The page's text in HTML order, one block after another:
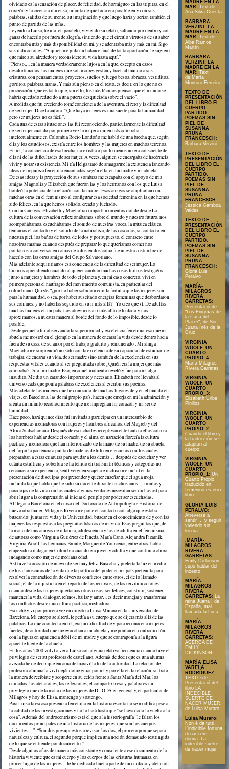
olvidado es la sensación de placer, de felicidad, de hormigueo en las tripitas, en el
corazón y la creencia inmensa, infinita de que todo era posible en y con sus
palabras, salidas de su mente, su imaginación y que luego haría y serían también el
punto de partida de las mías.
Leyendo a Luisa, he ido, en paralelo, viviendo su relato, saltando por dentro y con
ganas de hacerlo por fuera de alegría, sintiendo que el círculo virtuoso de su saber
encontraba más y más disponibilidad en mí, y se adentraba más y más en mí. Sigo
sus indicaciones: “A quien me pida un balance final de tanta aportación, le sugiero
que mire a su alrededor y reconsidere su vida hasta aquí.”
“Pienso,…en la manera verdaderamente lujosa en la que, excepto en casos
desafortunados, las mujeres que son madres gestan y traen al mundo a sus
criaturas, con pensamientos, proyectos, sueños y, luego besos, abrazos, vestiditos,
gorritos, palabras, nanas. Y más aún pienso en el resto, es decir, en lo que no es
procreación. Que es tanto que, sin ello, los más lúcidos piensan que el mundo se
habría quedado reducido a una puerta desquiciada sobre el vacío”.
A medida que fui creciendo tomé conciencia de la aventura, el reto y la dificultad
de ser mujer. Dice la autora: “Que haya mujeres es una suerte para la humanidad,
pero ser mujeres no es fácil”.
Cada una de estas situaciones las fui reconociendo, particularmente la dificultad
de ser mujer cuando por primera vez la mujer a quien más admiraba
intelectualmente en Colombia Rocío Londoño me habló de una brecha que, según
ella y los estudiosos, existía entre los hombres y las mujeres en muchos terrenos.
En mí, la conciencia de esa brecha, no existía o por lo menos no era consciente de
ella ni de las dificultades de ser mujer. A veces, alguien se encargaba de hacérmela
vivir y notar su existencia. Mi tía Helga trató de amargarme la existencia lanzando
ideas de impureza femenina encarnadas, según ella, en mi madre y mi abuela.
De esas ideas y la proyección de sus sombras me escapaba con el apoyo de mis
amigas Magnolia y Elizabeth que fueron las y los hermanos con los que Luisa
bordeó la potencia de la relación con la madre . Esas amigas se ampliarían con
muchas otras en el feminismo al configurar esa sociedad femenina en la que hemos
sido felices, en la que hemos soñado, creado y luchado.
Con mis amigas, Elizabeth y Magnolia compartí momentos donde desde La
cultura de la conversación reflexionábamos sobre el mundo y nuestro futuro, nos
acompañábamos, escuchábamos el sonido de nuestras voces, la música clásica,
teníamos el contacto y el sonido de la naturaleza, de las cascadas, su contacto en
nuestra piel, los baños de barro, de lodos y por supuesto, el contacto entre
nosotras mismas cuando después de preparar lo que queríamos comer nos
poníamos a conversar en camas de a dos en dos como fue nuestra costumbre de
hacerlo con las otras amigas del Grupo Salvatoriano.
Más adelante adquiriríamos esa conciencia de la dificultad de ser mujer. Lo
hicimos aprendiendo cuando al querer cambiar muchas cosas fuimos testiga/os
junto a mujeres y hombres de todo el planeta y, en mi caso concreto, viví en
primera persona el naufragio del movimiento comunista, en particular del
colombiano. Quizás “¿por no haber sabido medir la fortuna que las mujeres son
para la humanidad, o sea, por haber suscitado energías femeninas que desbordaron
sus confines, y no haberlas seguido en su ir más allá?” Yo creo que sí. De adultas
muchas mujeres en mi país, nos atrevimos a ir más allá de lo dado y nos
aproximamos, a nuestra manera al borde del fondo de lo imposible, desde lo
posible.
Desde pequeña fui observando la superioridad y excelencia femenina, esa que mi
abuela me mostró en el ejemplo en la manera de encarar la vida desde dentro hacia
fuera de su casa, de su amor por el trabajo gratuito y remunerado . Mi amiga
Magnolia me sorprendió no sólo con la excelencia de su capacidad de estudiar, de
trabajar, de encarar su vida, de ser madre sino también de la excelencia en sus
respuestas vitales cuando al ser preguntada sobre ¿Quién era la mujer que más
admiraba? Dijo: mi madre. Eso, en aquel momento reveló y fue para mí algo
inaudito. Me dio un zarandeo importante y necesario. Elizabeth me llevaba al
universo cada que ponía palabras de excelencia al escribir sus poemas.
Más adelante las mujeres que he conocido de muchos lugares de y en el mundo en
viajes, en Barcelona, las de mi propio país, hacen que emerja en mí la admiración y
sienta un infinito reconocimiento que me impregnan mi corazón y mi ser de
humildad.
Hace poco, hará quince días fui invitada a participar en un intercambio de
experiencias mediadoras con mujeres y hombres africanos, del Magreb y del
Africa Sudsahariana. Después de escucharles receptivamente tanto a ellas como a
los hombres hablar desde el corazón y el alma, en narración florecía la cultura
pacífica y mediadora que han interiorizado de la mano de su madre, de su abuela,
del forjar la paciencia a punta de madejas de hilo en ejercicios con los cuales
preparaban a estas criaturas para ayudar a los demás… después de escuchar y ver
cuánta estulticia y soberbia se ha tenido en transmitir técnicas y categorías no
cercanas a su experiencia, sentí vergüenza ajena e incluso me incluí en la
presentación de disculpas por pretender y querer enseñar que el agua moja,
incluida la que habla que he sido su docente durante muchos años …ironías y
paradojas de la vida con las cuales algunas verdades necesitan ser dichas así para
abrir lugar a la comprensión al iniciar el periplo por poder ser escuchadas.
Al llegar a Barcelona en el curso del Doctorado de Antropología e Historia, de
nuevo otra mujer, Milagros Rivera me pone en contacto con algo que estaba
buscando: juntar mi vida y la Universidad, buscar en el conocimiento de y con las
mujeres las respuestas a las preguntas básicas de mi vida. Esas preguntas que, de
la mano de mis amigas de infancia, adolescencia y las de adulta en el feminismo,
de autoras como Virginia Gutiérrez de Pineda, María Cano, Alejandra Pizarnik,
Virginia Woolf, las hermanas Bronte, Marguerite Yourcenar, entre otras, había
empezado a indagar en Colombia cuando era joven y adulta y que continuo ahora
indagando como mujer de mediana edad.
Así tuve la ocasión de nuevo de ser muy feliz. Buscaba y prefería la luz en medio
de los claroscuros de la vida que la política del poder en mi país pretendía para
resolver la contradicción de diversos conflictos entre otros, el de lo llamado
social, el de la injusticia en el reparto de los recursos, de las reivindicaciones
cuando desde las mujeres queríamos otras cosas: ser felices, construir, sostener,
mantener la vida, dialogar, reírnos, bailar y amar…es decir manejar y transformar
los conflictos desde una cultura pacífica, mediadora.
Escuché y vi por primera vez en directo a Luisa Muraro en la Universidad de
Barcelona. Mi cuerpo se alteró, le pedía a su cuerpo que se dijera más allá de las
palabras. Lo que acontecía en mí, era mi dificultad de y para reconocer a mujeres
fuertes, de autoridad que me evocaban a mi abuela y me ponían en contradicción
con la figura en apariencia débil de mi madre y que se contraponía a la figura
aparente fuerte de la abuela.
En los años 2000 volví a ver a Luisa con alguna relativa frecuencia cuando tuve el
privilegio de ser su profesora de castellano. Además de decir que es una alumna
avezada he de decir que encarna de maravilla lo de la autoridad. La relación de
profesora-alumna la viví dejándome guiar por mí y por ella en la relación, su trato,
la manera de recibirte y acogerte en su celda frente a Santa María del Mar, los
cuidados, las atenciones, las reflexiones, el compartir mesa y palabra es un
privilegio que de la mano de las mujeres de DUODA en general y, en particular de
Milagros y hoy de Elisa, mantengo y sostengo.
Para Luisa la escasa presencia femenina en la historia escrita no se modifica pese a
la calidad de las investigaciones y no lo hará hasta que “se haya dado la vuelta a la
cosa”. Además del androcentrismo está el que a la historiografía “le faltan los
documentos principales de una historia de las mujeres, que son los cuerpos
vivientes…”. “Son dos presupuestos a revisar, los dos, el primero porque separa
naturaleza y cultura, el segundo porque implica una noción demasiado restringida
de lo que se entiende por documento.”.
Desde algunos años de manera más constante y consciente a ese documento de la
historia viviente que es mi cuerpo y los cuerpos de las criaturas humanas, en
primer lugar de las mujeres…le he dedicado buena parte de mi cuidado y atención.
MADRE EN LA
MAR: Text de_
Ana Silva Cuesta
BARBARA
VERZINI: LA
MADRE EN LA
MAR: Text de:
Alba Ramos
Martín
BARBARA
VERZINI: LA
MADRE EN LA
MAR: Text
de:María
Montoro Ferreiro
TEXTO DE
PRESENTACIÓN
DEL LIBRO EL
CUERPO
PARTIDO.
POEMAS SIN
PIEL DE
SUSANNA
PRUNA
FRANCESCH :
Barbara Verzini
TEXTO DE
PRESENTACIÓN
DEL LIBRO EL
CUERPO
PARTIDO.
POEMAS SIN
PIEL DE
SUSANNA
PRUNA
FRANCESCH :
Jessica Gamboa
Valdés
TEXTO DE
PRESENTACIÓN
DEL LIBRO EL
CUERPO
PARTIDO.
POEMAS SIN
PIEL DE
SUSANNA
PRUNA
FRANCESCH :
Gloria Luis
Peralvo
MARÍA-
MILAGROS
RIVERA
GARRETAS:
Presentació de
"Los Enigmas de
la Casa del
Placer", de Sor
Juana Inés de la
Cruz
VIRGINIA
WOOLF. UN
CUARTO
PROPIO_4:
María-Milagros
Rivera Garretas
VIRGINIA
WOOLF. UN
CUARTO
PROPIO_3:
Elizabeth Uribe
Pinillos
VIRGINIA
WOOLF. UN
CUARTO
PROPIO_2:
Cuando el libro y
la traducción se
adaptan al
cuerpo
VIRGINIA
WOOLF. UN
CUARTO
PROPIO_1: Un
Cuarto Propio
traducido en
femenino es otro
libro
GLORIA LUIS
PERALVO:
Atreverse a
sentir … y seguir
viviendo sin
locura
.MARÍA-
MILAGROS
RIVERA
GARRETAS:
Emily Dickinson
supo hablar del
incesto
MARÍA-
MILAGROS
RIVERA
GARRETAS: La
reina Juana I de
España, mal
llamada la Loca
MARÍA-
MILAGROS
RIVERA
GARRETAS:
ACERCA DE
EMILY
DICKINSON
MARÍA ELISA
VARELA
RODRÍGUEZ:
TEXTO de
Presentació del
libro LA
INDECIBLE
SUERTE DE
NACER MUJER,
de Luisa Muraro
Luisa Muraro:
Non è da tutti.
L’indicibile fortuna
di nascere
donna. La
indecible suerte
de nacer mujer